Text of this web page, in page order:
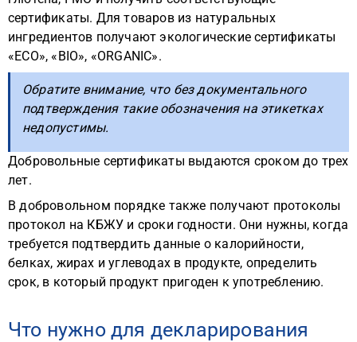
сертификаты. Для товаров из натуральных
ингредиентов получают экологические сертификаты
«ECO», «BIO», «ORGANIC».
Обратите внимание, что без документального
подтверждения такие обозначения на этикетках
недопустимы.
Добровольные сертификаты выдаются сроком до трех
лет.
В добровольном порядке также получают протоколы
протокол на КБЖУ и сроки годности. Они нужны, когда
требуется подтвердить данные о калорийности,
белках, жирах и углеводах в продукте, определить
срок, в который продукт пригоден к употреблению.
Что нужно для декларирования